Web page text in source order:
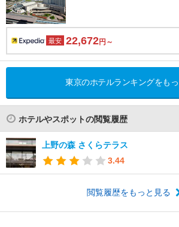
最安 22,672円～
東京のホテルランキングをも
ホテルやスポットの閲覧履歴
上野の森 さくらテラス
3.44
閲覧履歴をもっと見る